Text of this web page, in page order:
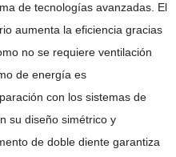
de tecnologías avanzadas. El
aumenta la eficiencia gracias
no se requiere ventilación
de energía es
con los sistemas de
su diseño simétrico y
de doble diente garantiza